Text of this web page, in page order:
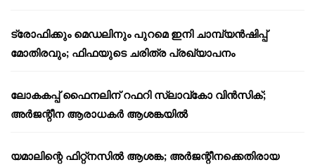
ട്രോഫിക്കും മെഡലിനും പുറമെ ഇനി ചാമ്പ്യൻഷിപ്പ്
മോതിരവും; ഫിഫയുടെ ചരിത്ര പ്രഖ്യാപനം
ലോകകപ്പ് ഫൈനലിന് റഫറി സ്ലാവ്‌കോ വിൻസിക്;
അർജന്റീന ആരാധകർ ആശങ്കയിൽ
യമാലിന്റെ ഫിറ്റ്നസിൽ ആശങ്ക; അർജന്റീനക്കെതിരായ